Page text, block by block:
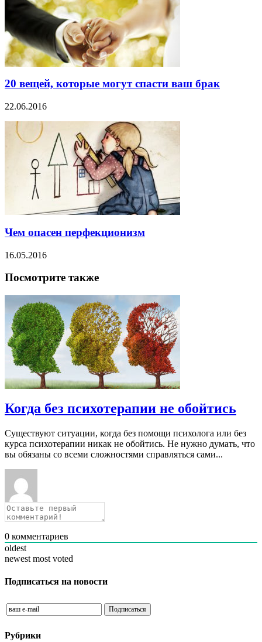
20 вещей, которые могут спасти ваш брак
22.06.2016
Чем опасен перфекционизм
16.05.2016
Посмотрите также
Когда без психотерапии не обойтись
Существуют ситуации, когда без помощи психолога или без
курса психотерапии никак не обойтись. Не нужно думать, что
вы обязаны со всеми сложностями справляться сами...
0 комментариев
oldest
newest most voted
Подписаться на новости
Рубрики